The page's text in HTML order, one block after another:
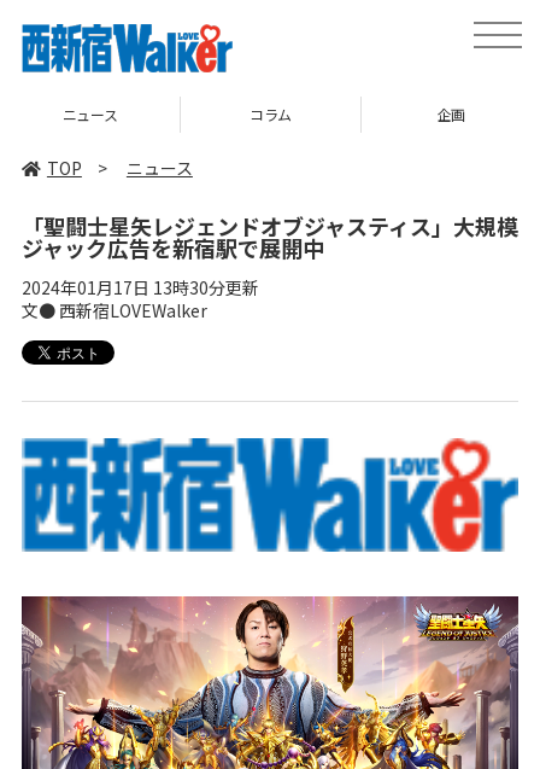
toggle
ニュース コラム 企画
TOP > ニュース
「聖闘士星矢レジェンドオブジャスティス」大規模
ジャック広告を新宿駅で展開中
2024年01月17日 13時30分更新
文● 西新宿LOVEWalker